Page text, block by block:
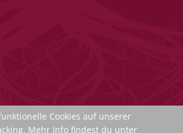
Cookies auf unserer
Mehr Info findest du unter